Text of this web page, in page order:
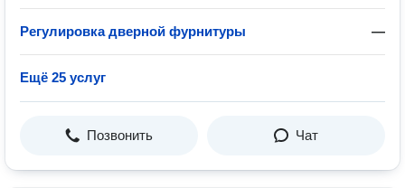
Регулировка дверной фурнитуры —
Ещё 25 услуг
Позвонить Чат